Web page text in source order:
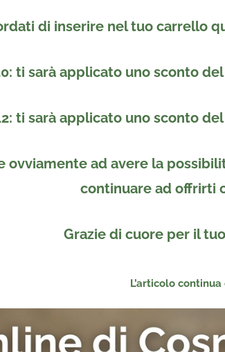
di inserire nel tuo carrello
: ti sarà applicato uno sconto del
: ti sarà applicato uno sconto del
ovviamente ad avere la
continuare ad offrirti
Grazie di cuore per il
L’articolo